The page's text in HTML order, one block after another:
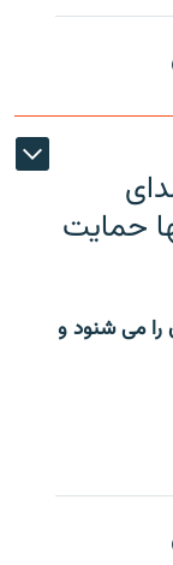
حمایت
را می شنود و